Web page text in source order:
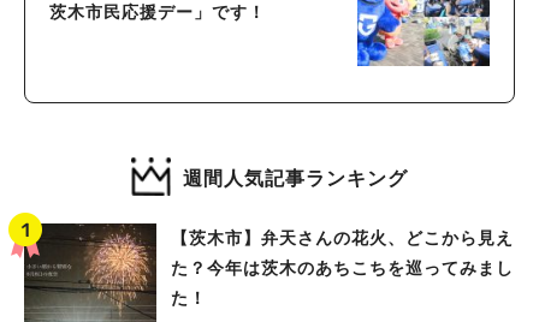
茨木市民応援デー」です！
週間人気記事ランキング
【茨木市】弁天さんの花火、どこから見え
た？今年は茨木のあちこちを巡ってみまし
た！